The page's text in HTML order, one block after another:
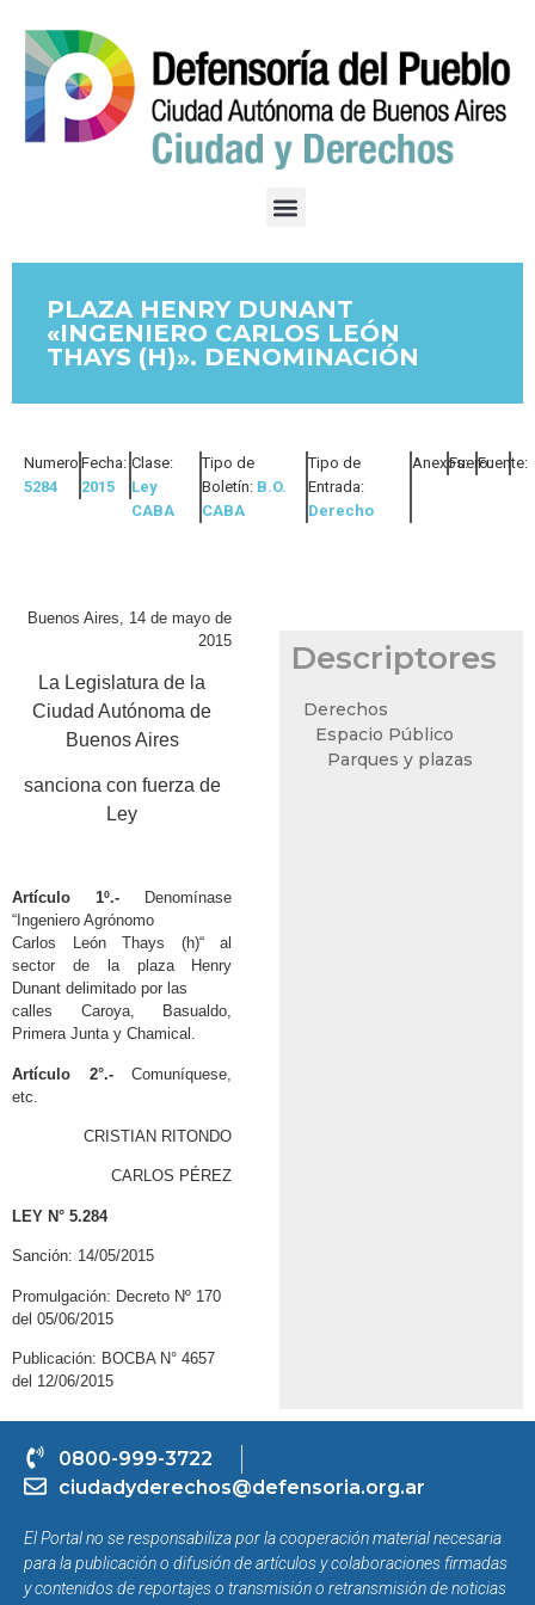
PLAZA HENRY DUNANT
«INGENIERO CARLOS LEÓN
THAYS (H)». DENOMINACIÓN
Numero:
5284
Fecha:
2015
Clase:
Ley
CABA
Tipo de
Boletín: B.O.
CABA
Tipo de
Entrada:
Derecho
Anexos:Fuero:Fuente:
Buenos Aires, 14 de mayo de
2015
La Legislatura de la
Ciudad Autónoma de
Buenos Aires
sanciona con fuerza de
Ley
Artículo 1º.- Denomínase
“Ingeniero Agrónomo
Carlos León Thays (h)“ al
sector de la plaza Henry
Dunant delimitado por las
calles Caroya, Basualdo,
Primera Junta y Chamical.
Artículo 2°.-Comuníquese,
etc.
CRISTIAN RITONDO
CARLOS PÉREZ
LEY N° 5.284
Sanción: 14/05/2015
Promulgación: Decreto Nº 170
del 05/06/2015
Publicación: BOCBA N° 4657
del 12/06/2015
Descriptores
Derechos
Espacio Público
Parques y plazas
0800-999-3722
ciudadyderechos@defensoria.org.ar
El Portal no se responsabiliza por la cooperación material necesaria
para la publicación o difusión de artículos y colaboraciones firmadas
y contenidos de reportajes o transmisión o retransmisión de noticias